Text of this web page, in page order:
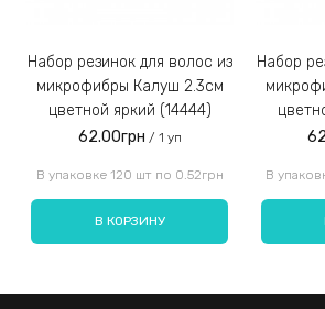
Набор резинок для волос из
микрофибры Калуш 2.3см
цветной яркий (14444)
62.00грн / 1 уп
В упаковке 120 шт по 0.52грн
В КОРЗИНУ
Набор резинок для волос из
В